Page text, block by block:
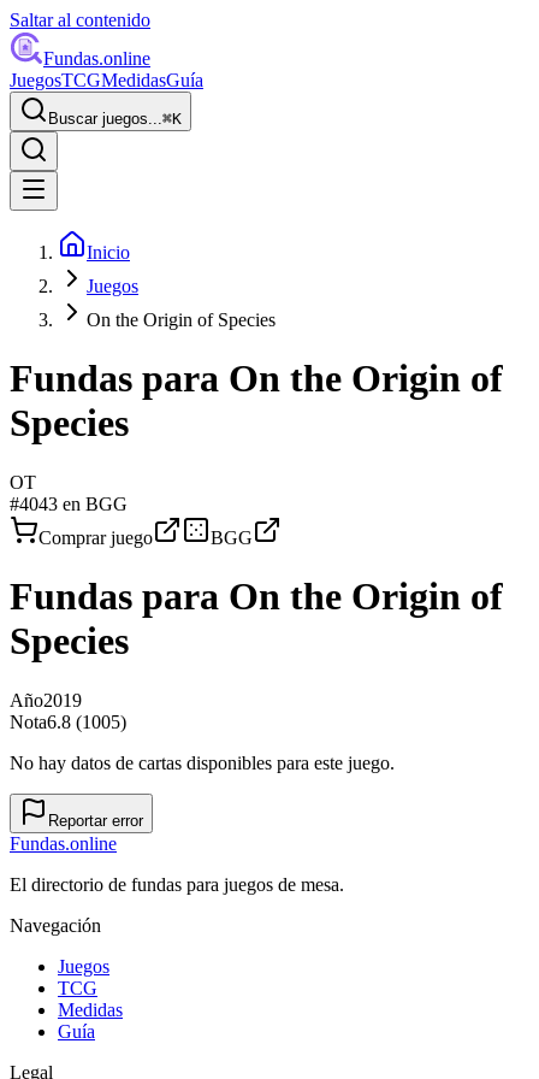
Saltar al contenido
Fundas.online
JuegosTCGMedidasGuía
Buscar juegos...⌘K
Inicio
Juegos
On the Origin of Species
Fundas para On the Origin of
Species
OT
#4043 en BGG
Comprar juego
BGG
Fundas para On the Origin of
Species
Año2019
Nota6.8 (1005)
No hay datos de cartas disponibles para este juego.
Reportar error
Fundas.online
El directorio de fundas para juegos de mesa.
Navegación
Juegos
TCG
Medidas
Guía
Legal